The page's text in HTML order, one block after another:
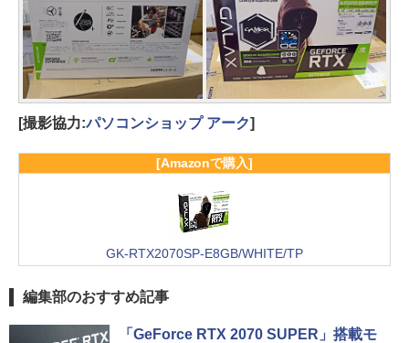
[撮影協力:パソコンショップ アーク]
[Amazonで購入]
GK-RTX2070SP-E8GB/WHITE/TP
編集部のおすすめ記事
「GeForce RTX 2070 SUPER」搭載モ